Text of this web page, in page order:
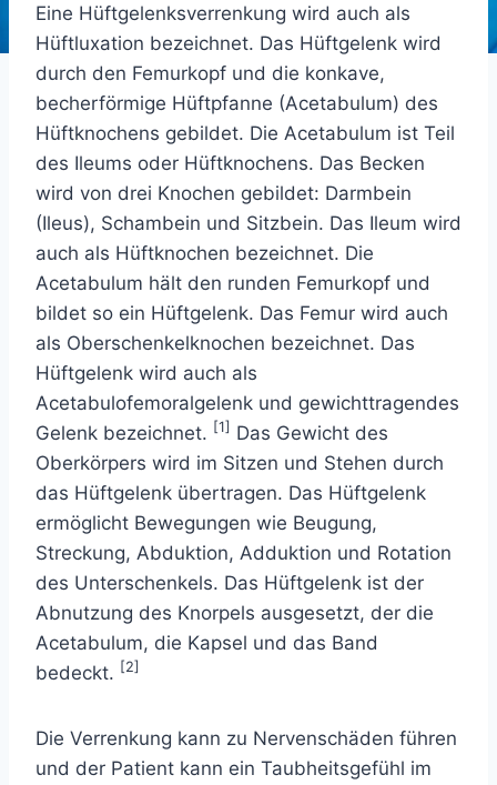
Eine Hüftgelenksverrenkung wird auch als
Hüftluxation bezeichnet. Das Hüftgelenk wird
durch den Femurkopf und die konkave,
becherförmige Hüftpfanne (Acetabulum) des
Hüftknochens gebildet. Die Acetabulum ist Teil
des Ileums oder Hüftknochens. Das Becken
wird von drei Knochen gebildet: Darmbein
(Ileus), Schambein und Sitzbein. Das Ileum wird
auch als Hüftknochen bezeichnet. Die
Acetabulum hält den runden Femurkopf und
bildet so ein Hüftgelenk. Das Femur wird auch
als Oberschenkelknochen bezeichnet. Das
Hüftgelenk wird auch als
Acetabulofemoralgelenk und gewichttragendes
Gelenk bezeichnet. [1] Das Gewicht des
Oberkörpers wird im Sitzen und Stehen durch
das Hüftgelenk übertragen. Das Hüftgelenk
ermöglicht Bewegungen wie Beugung,
Streckung, Abduktion, Adduktion und Rotation
des Unterschenkels. Das Hüftgelenk ist der
Abnutzung des Knorpels ausgesetzt, der die
Acetabulum, die Kapsel und das Band
bedeckt. [2]
Die Verrenkung kann zu Nervenschäden führen
und der Patient kann ein Taubheitsgefühl im